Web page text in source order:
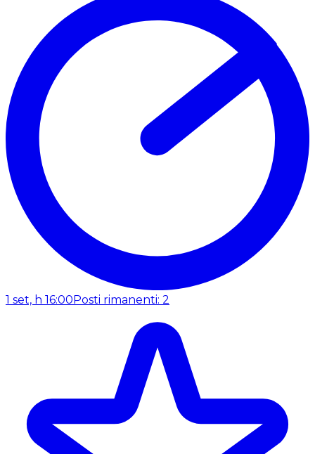
1 set, h 16:00Posti rimanenti: 2